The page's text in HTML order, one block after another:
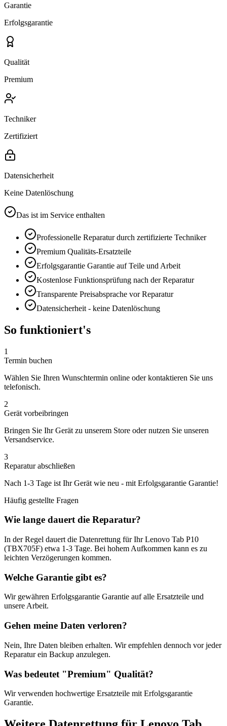
Garantie
Erfolgsgarantie
Qualität
Premium
Techniker
Zertifiziert
Datensicherheit
Keine Datenlöschung
Das ist im Service enthalten
Professionelle Reparatur durch zertifizierte Techniker
Premium Qualitäts-Ersatzteile
Erfolgsgarantie Garantie auf Teile und Arbeit
Kostenlose Funktionsprüfung nach der Reparatur
Transparente Preisabsprache vor Reparatur
Datensicherheit - keine Datenlöschung
So funktioniert's
1
Termin buchen
Wählen Sie Ihren Wunschtermin online oder kontaktieren Sie uns
telefonisch.
2
Gerät vorbeibringen
Bringen Sie Ihr Gerät zu unserem Store oder nutzen Sie unseren
Versandservice.
3
Reparatur abschließen
Nach 1-3 Tage ist Ihr Gerät wie neu - mit Erfolgsgarantie Garantie!
Häufig gestellte Fragen
Wie lange dauert die Reparatur?
In der Regel dauert die Datenrettung für IhrLenovo Tab P10
(TBX705F) etwa 1-3 Tage. Bei hohem Aufkommen kann es zu
leichten Verzögerungen kommen.
Welche Garantie gibt es?
Wir gewähren Erfolgsgarantie Garantie auf alle Ersatzteile und
unsere Arbeit.
Gehen meine Daten verloren?
Nein, Ihre Daten bleiben erhalten. Wir empfehlen dennoch vor jeder
Reparatur ein Backup anzulegen.
Was bedeutet "Premium" Qualität?
Wir verwenden hochwertige Ersatzteile mit Erfolgsgarantie
Garantie.